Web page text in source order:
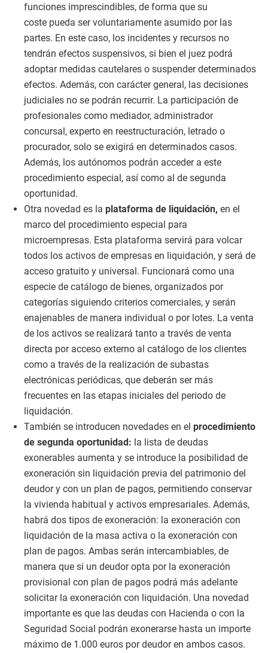
funciones imprescindibles, de forma que su
coste pueda ser voluntariamente asumido por las
partes. En este caso, los incidentes y recursos no
tendrán efectos suspensivos, si bien el juez podrá
adoptar medidas cautelares o suspender determinados
efectos. Además, con carácter general, las decisiones
judiciales no se podrán recurrir. La participación de
profesionales como mediador, administrador
concursal, experto en reestructuración, letrado o
procurador, solo se exigirá en determinados casos.
Además, los autónomos podrán acceder a este
procedimiento especial, así como al de segunda
oportunidad.
Otra novedad es la plataforma de liquidación, en el
marco del procedimiento especial para
microempresas. Esta plataforma servirá para volcar
todos los activos de empresas en liquidación, y será de
acceso gratuito y universal. Funcionará como una
especie de catálogo de bienes, organizados por
categorías siguiendo criterios comerciales, y serán
enajenables de manera individual o por lotes. La venta
de los activos se realizará tanto a través de venta
directa por acceso externo al catálogo de los clientes
como a través de la realización de subastas
electrónicas periódicas, que deberán ser más
frecuentes en las etapas iniciales del periodo de
liquidación.
También se introducen novedades en el procedimiento
de segunda oportunidad: la lista de deudas
exonerables aumenta y se introduce la posibilidad de
exoneración sin liquidación previa del patrimonio del
deudor y con un plan de pagos, permitiendo conservar
la vivienda habitual y activos empresariales. Además,
habrá dos tipos de exoneración: la exoneración con
liquidación de la masa activa o la exoneración con
plan de pagos. Ambas serán intercambiables, de
manera que si un deudor opta por la exoneración
provisional con plan de pagos podrá más adelante
solicitar la exoneración con liquidación. Una novedad
importante es que las deudas con Hacienda o con la
Seguridad Social podrán exonerarse hasta un importe
máximo de 1.000 euros por deudor en ambos casos.